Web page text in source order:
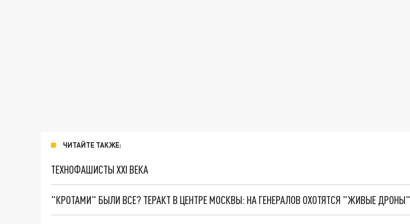
ЧИТАЙТЕ ТАКЖЕ:
ТЕХНОФАШИСТЫ XXI ВЕКА
"КРОТАМИ" БЫЛИ ВСЕ? ТЕРАКТ В ЦЕНТРЕ МОСКВЫ: НА ГЕНЕРАЛОВ ОХОТЯТСЯ "ЖИВЫЕ ДРОНЫ"